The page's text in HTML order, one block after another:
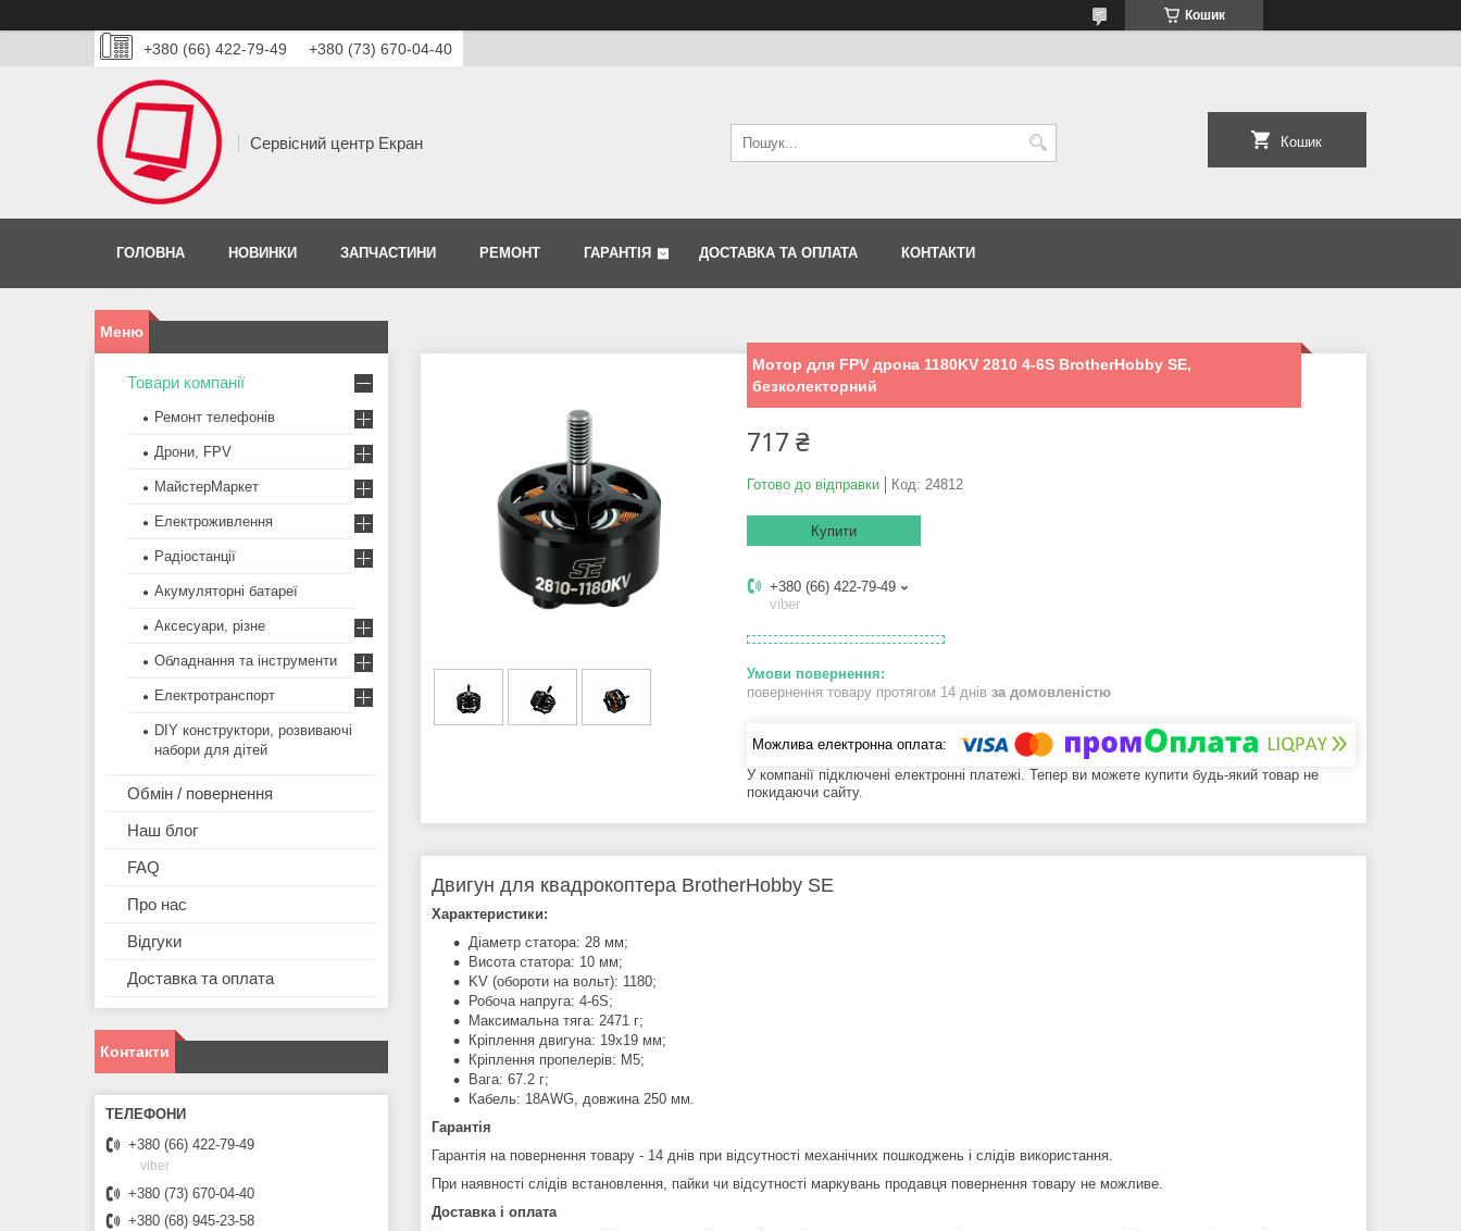
Кошик
+380 (66) 422-79-49 +380 (73) 670-04-40
Сервісний центр Екран Кошик
ГОЛОВНА НОВИНКИ ЗАПЧАСТИНИ РЕМОНТ ГАРАНТІЯ ДОСТАВКА ТА ОПЛАТА КОНТАКТИ
Мотор для FPV дрона 1180KV 2810 4-6S BrotherHobby SE,
безколекторний
717 ₴
Готово до відправки Код: 24812
Купити
+380 (66) 422-79-49
viber
повернення товару протягом 14 днів за домовленістю
У компанії підключені електронні платежі. Тепер ви можете купити будь-який товар не
покидаючи сайту.
Двигун для квадрокоптера BrotherHobby SE
Характеристики:
Діаметр статора: 28 мм;
Висота статора: 10 мм;
KV (обороти на вольт): 1180;
Робоча напруга: 4-6S;
Максимальна тяга: 2471 г;
Кріплення двигуна: 19x19 мм;
Кріплення пропелерів: M5;
Вага: 67.2 г;
Кабель: 18AWG, довжина 250 мм.
Гарантія
Гарантія на повернення товару - 14 днів при відсутності механічних пошкоджень і слідів використання.
При наявності слідів встановлення, пайки чи відсутності маркувань продавця повернення товару не можливе.
Доставка і оплата
Товари компанії
Ремонт телефонів
Дрони, FPV
МайстерМаркет
Електроживлення
Радіостанції
Акумуляторні батареї
Аксесуари, різне
Обладнання та інструменти
Електротранспорт
DIY конструктори, розвиваючі
набори для дітей
Обмін / повернення
Наш блог
FAQ
Про нас
Відгуки
Доставка та оплата
Контакти
+380 (66) 422-79-49
viber
+380 (73) 670-04-40
+380 (68) 945-23-58